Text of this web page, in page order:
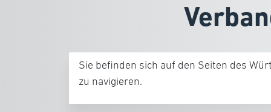
Sie befinden sich auf den Seiten des
zu navigieren.